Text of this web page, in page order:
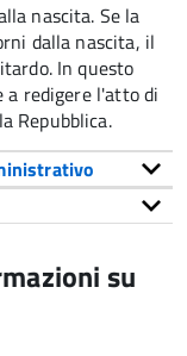
nascita. Se la
dalla nascita, il
In questo
a redigere l'atto di
Repubblica.
su